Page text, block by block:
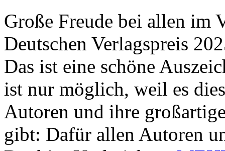
Große Freude bei allen im
Deutschen Verlagspreis
Das ist eine schöne
ist nur möglich, weil es
Autoren und ihre
gibt: Dafür allen Autoren